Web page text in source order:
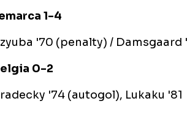
1-4
'70 (penalty) /
0-2
'74 (autogol), Lukaku '81